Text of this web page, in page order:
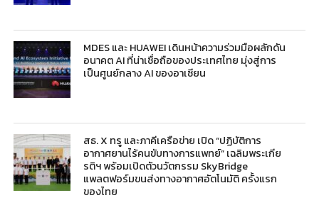
MDES และ HUAWEI เดินหน้าความร่วมมือผลักดัน
อนาคต AI ที่น่าเชื่อถือของประเทศไทย มุ่งสู่การ
เป็นศูนย์กลาง AI ของอาเซียน
สธ. X ทรู และภาคีเครือข่าย เปิด “ปฏิบัติการ
อากาศยานไร้คนขับทางการแพทย์” เฉลิมพระเกีย
รติฯ พร้อมเปิดตัวนวัตกรรม SkyBridge
แพลตฟอร์มขนส่งทางอากาศอัตโนมัติ ครั้งแรก
ของไทย